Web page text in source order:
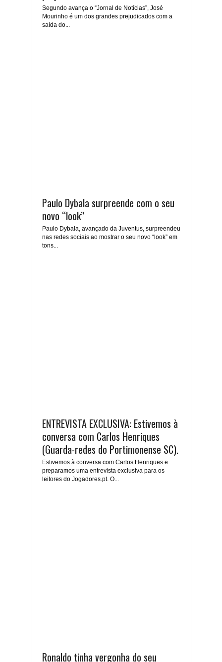
Segundo avança o “Jornal de Notícias”, José
Mourinho é um dos grandes prejudicados com a
saída do...
Paulo Dybala surpreende com o seu
novo “look”
Paulo Dybala, avançado da Juventus, surpreendeu
nas redes sociais ao mostrar o seu novo “look” em
tons...
ENTREVISTA EXCLUSIVA: Estivemos à
conversa com Carlos Henriques
(Guarda-redes do Portimonense SC).
Estivemos à conversa com Carlos Henriques e
preparamos uma entrevista exclusiva para os
leitores do Jogadores.pt. O...
Ronaldo tinha vergonha do seu